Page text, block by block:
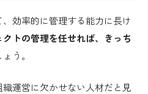
効率的に管理する能力に長け
トの管理を任せれば、きっち
う。
運営に欠かせない人材だと見